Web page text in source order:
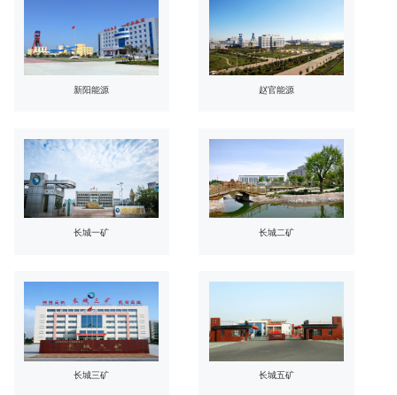
新阳能源 赵官能源
长城一矿 长城二矿
长城三矿 长城五矿